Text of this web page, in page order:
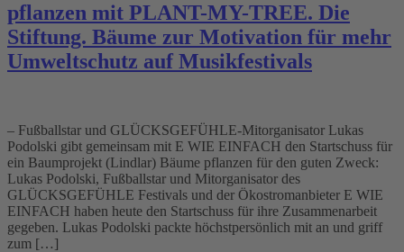
pflanzen mit PLANT-MY-TREE. Die
Stiftung. Bäume zur Motivation für mehr
Umweltschutz auf Musikfestivals
– Fußballstar und GLÜCKSGEFÜHLE-Mitorganisator Lukas
Podolski gibt gemeinsam mit E WIE EINFACH den Startschuss für
ein Baumprojekt (Lindlar) Bäume pflanzen für den guten Zweck:
Lukas Podolski, Fußballstar und Mitorganisator des
GLÜCKSGEFÜHLE Festivals und der Ökostromanbieter E WIE
EINFACH haben heute den Startschuss für ihre Zusammenarbeit
gegeben. Lukas Podolski packte höchstpersönlich mit an und griff
zum […]